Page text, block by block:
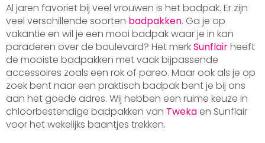
Al jaren favoriet bij veel vrouwen is het badpak. Er zijn
veel verschillende soorten badpakken. Ga je op
vakantie en wil je een mooi badpak waar je in kan
paraderen over de boulevard? Het merkSunflairheeft
de mooiste badpakken met vaak bijpassende
accessoires zoals een rok of pareo. Maar ook als je op
zoek bent naar een praktisch badpak bent je bij ons
aan het goede adres. Wij hebben een ruime keuze in
chloorbestendige badpakken van Tweka en Sunflair
voor het wekelijks baantjes trekken.